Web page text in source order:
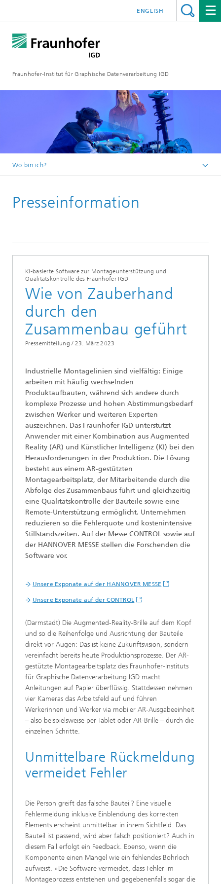
Fraunhofer-Institut für Graphische Datenverarbeitung IGD
ENGLISH
Wo bin ich?
Media Center
Presseinformation
KI-basierte Software zur Montageunterstützung und
Qualitätskontrolle des Fraunhofer IGD
Wie von Zauberhand
durch den
Zusammenbau geführt
Pressemitteilung / 23. März 2023
Industrielle Montagelinien sind vielfältig: Einige
arbeiten mit häufig wechselnden
Produktaufbauten, während sich andere durch
komplexe Prozesse und hohen Abstimmungsbedarf
zwischen Werker und weiteren Experten
auszeichnen. Das Fraunhofer IGD unterstützt
Anwender mit einer Kombination aus Augmented
Reality (AR) und Künstlicher Intelligenz (KI) bei den
Herausforderungen in der Produktion. Die Lösung
besteht aus einem AR-gestützten
Montagearbeitsplatz, der Mitarbeitende durch die
Abfolge des Zusammenbaus führt und gleichzeitig
eine Qualitätskontrolle der Bauteile sowie eine
Remote-Unterstützung ermöglicht. Unternehmen
reduzieren so die Fehlerquote und kostenintensive
Stillstandszeiten. Auf der Messe CONTROL sowie auf
der HANNOVER MESSE stellen die Forschenden die
Software vor.
Unsere Exponate auf der HANNOVER MESSE
Unsere Exponate auf der CONTROL
(Darmstadt) Die Augmented-Reality-Brille auf dem Kopf
und so die Reihenfolge und Ausrichtung der Bauteile
direkt vor Augen: Das ist keine Zukunftsvision, sondern
vereinfacht bereits heute Produktionsprozesse. Der AR-
gestützte Montagearbeitsplatz des Fraunhofer-Instituts
für Graphische Datenverarbeitung IGD macht
Anleitungen auf Papier überflüssig. Stattdessen nehmen
vier Kameras das Arbeitsfeld auf und führen
Werkerinnen und Werker via mobiler AR-Ausgabeeinheit
– also beispielsweise per Tablet oder AR-Brille – durch die
einzelnen Schritte.
Unmittelbare Rückmeldung
vermeidet Fehler
Die Person greift das falsche Bauteil? Eine visuelle
Fehlermeldung inklusive Einblendung des korrekten
Elements erscheint unmittelbar in ihrem Sichtfeld. Das
Bauteil ist passend, wird aber falsch positioniert? Auch in
diesem Fall erfolgt ein Feedback. Ebenso, wenn die
Komponente einen Mangel wie ein fehlendes Bohrloch
aufweist. »Die Software vermeidet, dass Fehler im
Montageprozess entstehen und gegebenenfalls sogar die